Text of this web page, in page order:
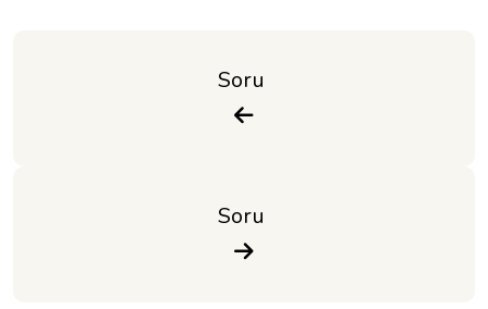
Soru
Soru